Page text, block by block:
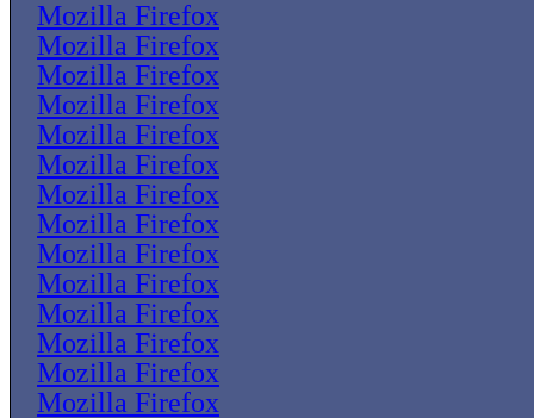
Mozilla Firefox
Mozilla Firefox
Mozilla Firefox
Mozilla Firefox
Mozilla Firefox
Mozilla Firefox
Mozilla Firefox
Mozilla Firefox
Mozilla Firefox
Mozilla Firefox
Mozilla Firefox
Mozilla Firefox
Mozilla Firefox
Mozilla Firefox